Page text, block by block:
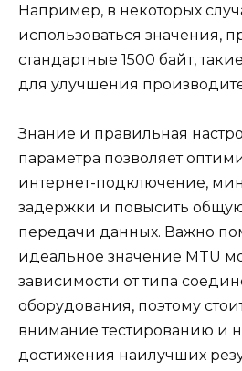
Например, в некоторых
использоваться значения,
стандартные 1500 байт,
для улучшения
Знание и правильная
параметра позволяет
интернет-подключение,
задержки и повысить
передачи данных. Важно
идеальное значение MTU
зависимости от типа
оборудования, поэтому
внимание тестированию и
достижения наилучших